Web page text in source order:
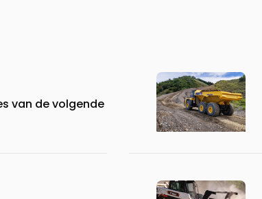
van de volgende